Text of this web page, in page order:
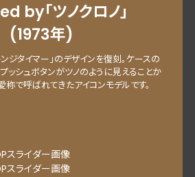
by「ツノクロノ」
(1973年)
ンジタイマー」のデザインを復刻。ケースの
ッシュボタンがツノのように見えることか
称で呼ばれてきたアイコンモデルです。